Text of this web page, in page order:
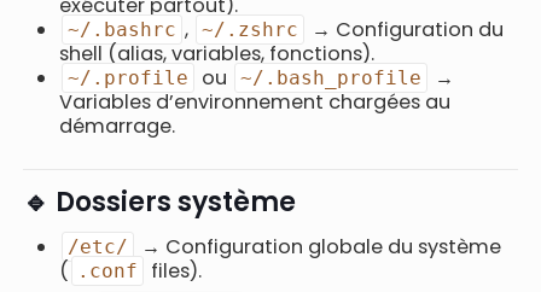
exécuter partout).
~/.bashrc , ~/.zshrc
→ Configuration du
shell (alias, variables, fonctions).
~/.profile ou ~/.bash_profile
→
Variables d’environnement chargées au
démarrage.
🔹 Dossiers système
/etc/
→ Configuration globale du système
( .conf files).